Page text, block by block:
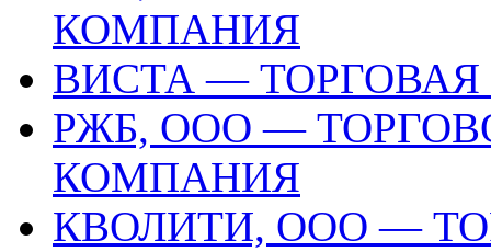
КОМПАНИЯ
ВИСТА —
РЖБ, ООО —
КОМПАНИЯ
КВОЛИТИ, ООО —